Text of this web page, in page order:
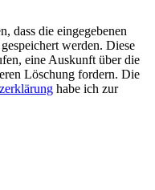
dass die eingegebenen
werden. Diese
eine Auskunft über die
Löschung fordern. Die
habe ich zur